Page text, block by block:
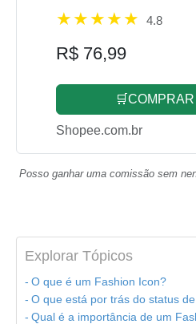
4.8
R$ 76,99
Shopee.com.br
Posso ganhar uma comissão sem
Explorar Tópicos
O que é um Fashion Icon?
O que está por trás do status
Qual é a importância de um